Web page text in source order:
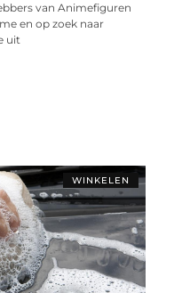
van Animefiguren
en op zoek naar
uit
WINKELEN